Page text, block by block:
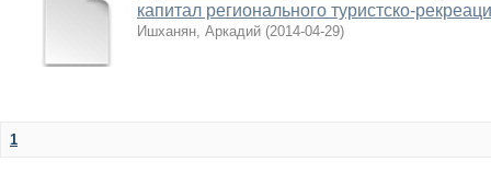
капитал регионального туристско-
Ишханян, Аркадий (2014-04-29)
1